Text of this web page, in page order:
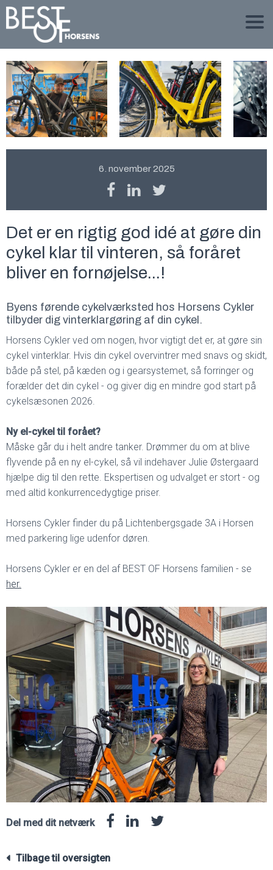
6. november 2025
Det er en rigtig god idé at gøre din
cykel klar til vinteren, så foråret
bliver en fornøjelse...!
Byens førende cykelværksted hos Horsens Cykler
tilbyder dig vinterklargøring af din cykel.
Horsens Cykler ved om nogen, hvor vigtigt det er, at gøre sin
cykel vinterklar. Hvis din cykel overvintrer med snavs og skidt,
både på stel, på kæden og i gearsystemet, så forringer og
forælder det din cykel - og giver dig en mindre god start på
cykelsæsonen 2026.
Ny el-cykel til forået?
Måske går du i helt andre tanker. Drømmer du om at blive
flyvende på en ny el-cykel, så vil indehaver Julie Østergaard
hjælpe dig til den rette. Ekspertisen og udvalget er stort - og
med altid konkurrencedygtige priser.
Horsens Cykler finder du på Lichtenbergsgade 3A i Horsen
med parkering lige udenfor døren.
Horsens Cykler er en del af BEST OF Horsens familien - se
her.
Del med dit netværk
Tilbage til oversigten